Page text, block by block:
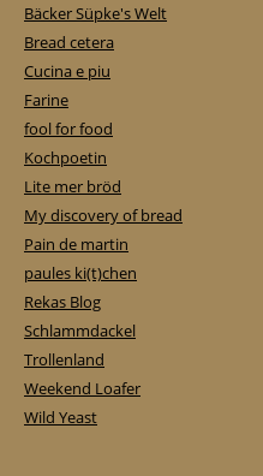
Bäcker Süpke's Welt
Bread cetera
Cucina e piu
Farine
fool for food
Kochpoetin
Lite mer bröd
My discovery of bread
Pain de martin
paules ki(t)chen
Rekas Blog
Schlammdackel
Trollenland
Weekend Loafer
Wild Yeast